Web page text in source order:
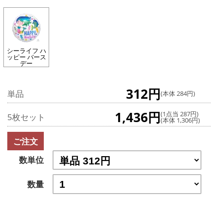
シーライフ ハ
ッピー バース
デー
単品 312円(本体 284円)
5枚セット 1,436円(1点当 287円)
(本体 1,306円)
ご注文
数単位
数量